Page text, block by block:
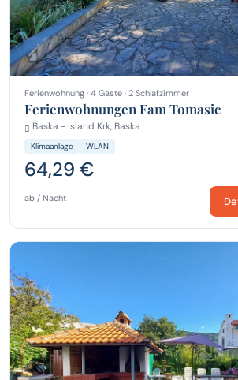
Ferienwohnung · 4 Gäste · 2 Schlafzimmer
Ferienwohnungen Fam Tomasic
Baska - island Krk, Baska
Klimaanlage WLAN
64,29 €
ab / Nacht